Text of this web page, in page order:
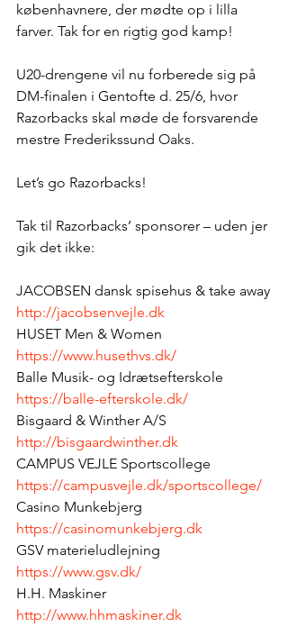
københavnere, der mødte op i lilla
farver. Tak for en rigtig god kamp!
U20-drengene vil nu forberede sig på
DM-finalen i Gentofte d. 25/6, hvor
Razorbacks skal møde de forsvarende
mestre Frederikssund Oaks.
Let’s go Razorbacks!
Tak til Razorbacks’ sponsorer – uden jer
gik det ikke:
JACOBSEN dansk spisehus & take away
http://jacobsenvejle.dk
HUSET Men & Women
https://www.husethvs.dk/
Balle Musik- og Idrætsefterskole
https://balle-efterskole.dk/
Bisgaard & Winther A/S
http://bisgaardwinther.dk
CAMPUS VEJLE Sportscollege
https://campusvejle.dk/sportscollege/
Casino Munkebjerg
https://casinomunkebjerg.dk
GSV materieludlejning
https://www.gsv.dk/
H.H. Maskiner
http://www.hhmaskiner.dk